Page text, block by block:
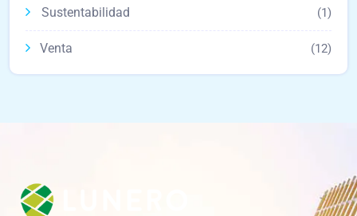
Sustentabilidad (1)
Venta (12)